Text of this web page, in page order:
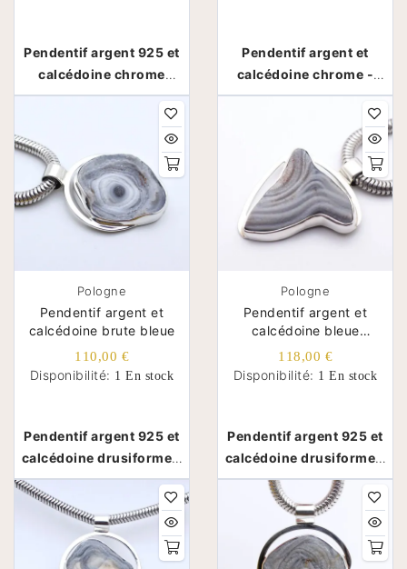
Pendentif argent 925 et
calcédoine chrome
longue et fine - Inde
Pendentif argent et
calcédoine chrome -
Inde
Pologne
Pendentif argent et
calcédoine brute bleue
110,00 €
Disponibilité: 1 En stock
Pendentif argent 925 et
calcédoine drusiforme -
Pologne
Pologne
Pendentif argent et
calcédoine bleue
drusiforme asymétrique
118,00 €
Disponibilité: 1 En stock
Pendentif argent 925 et
calcédoine drusiforme -
Pologne